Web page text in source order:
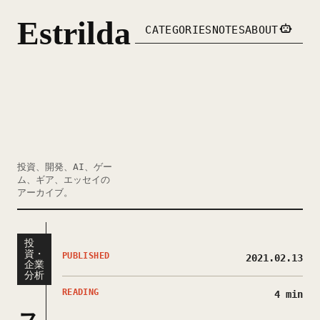
Estrilda CATEGORIESNOTESABOUT
投資、開発、AI、ゲー
ム、ギア、エッセイの
アーカイブ。
投
資・
企業
分析
PUBLISHED 2021.02.13
READING 4 min